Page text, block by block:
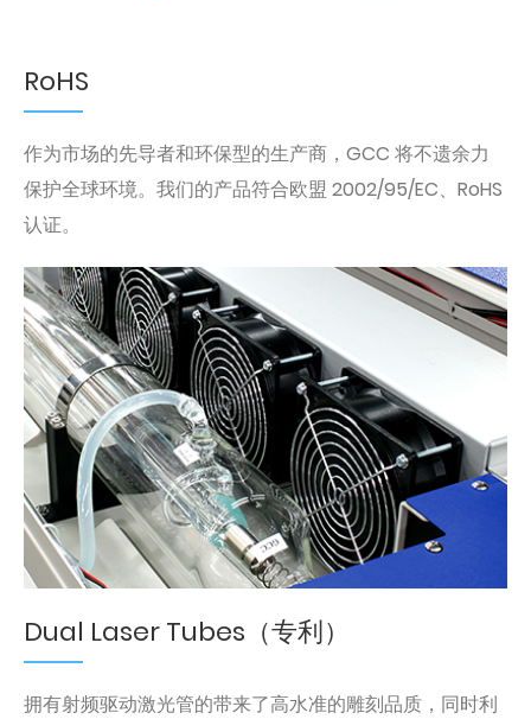
RoHS
作为市场的先导者和环保型的生产商，GCC 将不遗余力
保护全球环境。我们的产品符合欧盟 2002/95/EC、RoHS
认证。
Dual Laser Tubes（专利）
拥有射频驱动激光管的带来了高水准的雕刻品质，同时利